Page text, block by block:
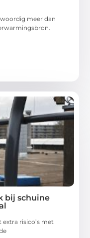
meer dan
bij schuine
risico’s met